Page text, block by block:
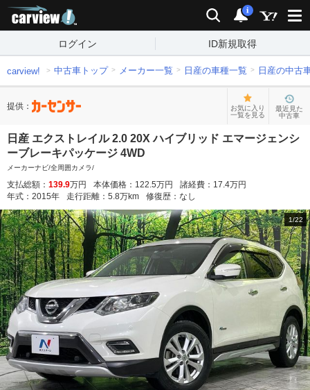
検索 通知
i
ログイン ID新規取得
carview! 中古車トップ メーカー一覧 日産の車種一覧 日産の中古
提供：
お気に入り
一覧を見る
最近見た
中古車
日産 エクストレイル 2.0 20X ハイブリッド エマージェンシ
ーブレーキパッケージ 4WD
メーカーナビ/全周囲カメラ/
支払総額： 139.9万円 本体価格： 122.5万円 諸経費： 17.4万円
年式： 2015年 走行距離： 5.8万km 修復歴： なし
1/22